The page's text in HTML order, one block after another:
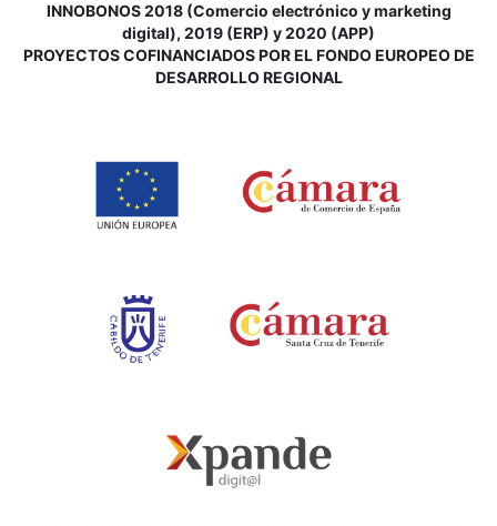
INNOBONOS 2018 (Comercio electrónico y marketing
digital), 2019 (ERP) y 2020 (APP)
PROYECTOS COFINANCIADOS POR EL FONDO EUROPEO DE
DESARROLLO REGIONAL